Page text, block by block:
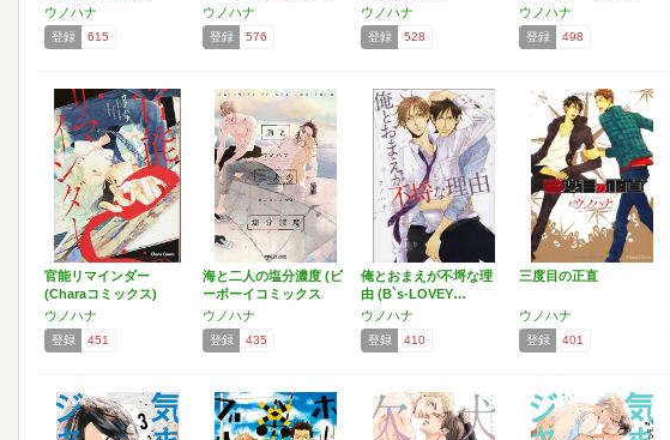
ウノハナ
登録 615
ウノハナ
登録 576
ウノハナ
登録 528
ｃ…
ウノハナ
登録 498
官能リマインダー
(Charaコミックス)
ウノハナ
登録 451
海と二人の塩分濃度 (ビ
ーボーイコミックス
デ…
ウノハナ
登録 435
俺とおまえが不埒な理
由 (B`s-LOVEY…
ウノハナ
登録 410
三度目の正直
ウノハナ
登録 401